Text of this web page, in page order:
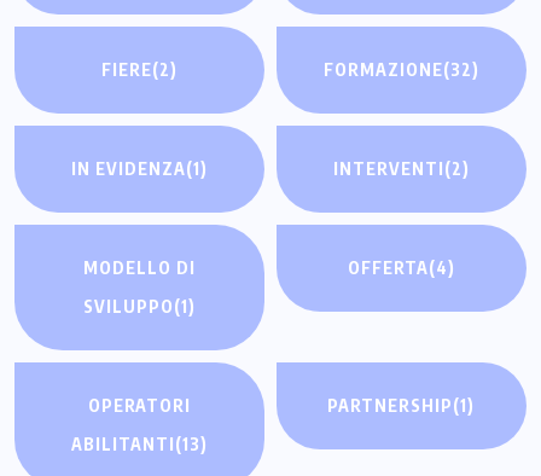
FIERE(2) FORMAZIONE(32)
IN EVIDENZA(1) INTERVENTI(2)
MODELLO DI
SVILUPPO(1)
OFFERTA(4)
OPERATORI
ABILITANTI(13)
PARTNERSHIP(1)